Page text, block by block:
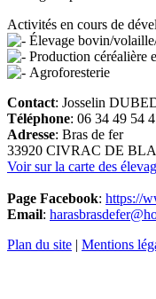
Activités en cours de
Élevage bovin/
Production céréalière
Agroforesterie
Contact: Josselin
Téléphone: 06 34 49 54
Adresse: Bras de fer
33920 CIVRAC DE
Voir sur la carte des
Page Facebook: https://
Email:
Plan du site | Mentions